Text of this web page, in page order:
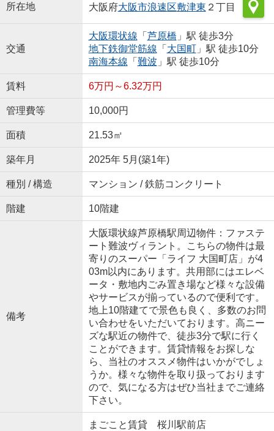
所在地 大阪府大阪市浪速区敷津東 ２丁目
交通
大阪環状線 「 芦原橋 」駅 徒歩3分
地下鉄御堂筋線 「 大国町」駅 徒歩10分
南海本線 「 難波 」駅 徒歩10分
賃料 6万円～6.32万円
管理費等 10,000円
面積 21.53㎡
築年月 2025年 5月(築1年)
種別 / 構造 マンション / 鉄筋コンクリート
階建 10階建
備考
大阪環状線芦原橋駅周辺物件：ファステ
ート難波ヴィラント。こちらの物件は最
寄りのスーパー「ライフ 大国町店」が4
03m以内にあります。共用部にはエレベ
ータ・敷地内ごみ置き場など様々な設備
やサービスが揃っているので便利です。
地上10階建てで景色も良く、多数のお問
い合わせをいただいております。高ニー
ズな駅近の物件で、徒歩3分で駅に行く
ことができます。賃貸情報をお探しな
ら、当社のオススメ物件はいかがでしょ
うか。様々な物件を取り扱っております
ので、気になる方はぜひ当社までご連絡
下さい。
まごこと賃貸 桜川駅前店